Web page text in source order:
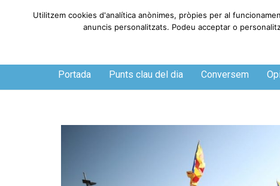
Divendres, 7 de agosto de 2026
Portada Punts clau del dia Conversem
Utilitzem cookies d'analítica anònimes, pròpies per al
anuncis personalitzats. Podeu acceptar o